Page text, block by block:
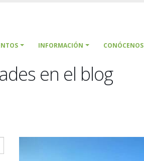
INFORMACIÓN CONÓCENOS
en el blog